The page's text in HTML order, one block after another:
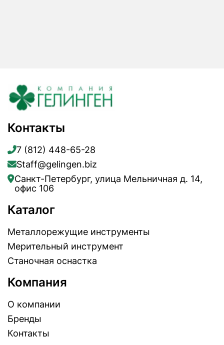
Контакты
7 (812) 448-65-28
Staff@gelingen.biz
Санкт-Петербург, улица Мельничная д. 14,
офис 106
Каталог
Металлорежущие инструменты
Мерительный инструмент
Станочная оснастка
Компания
О компании
Бренды
Контакты